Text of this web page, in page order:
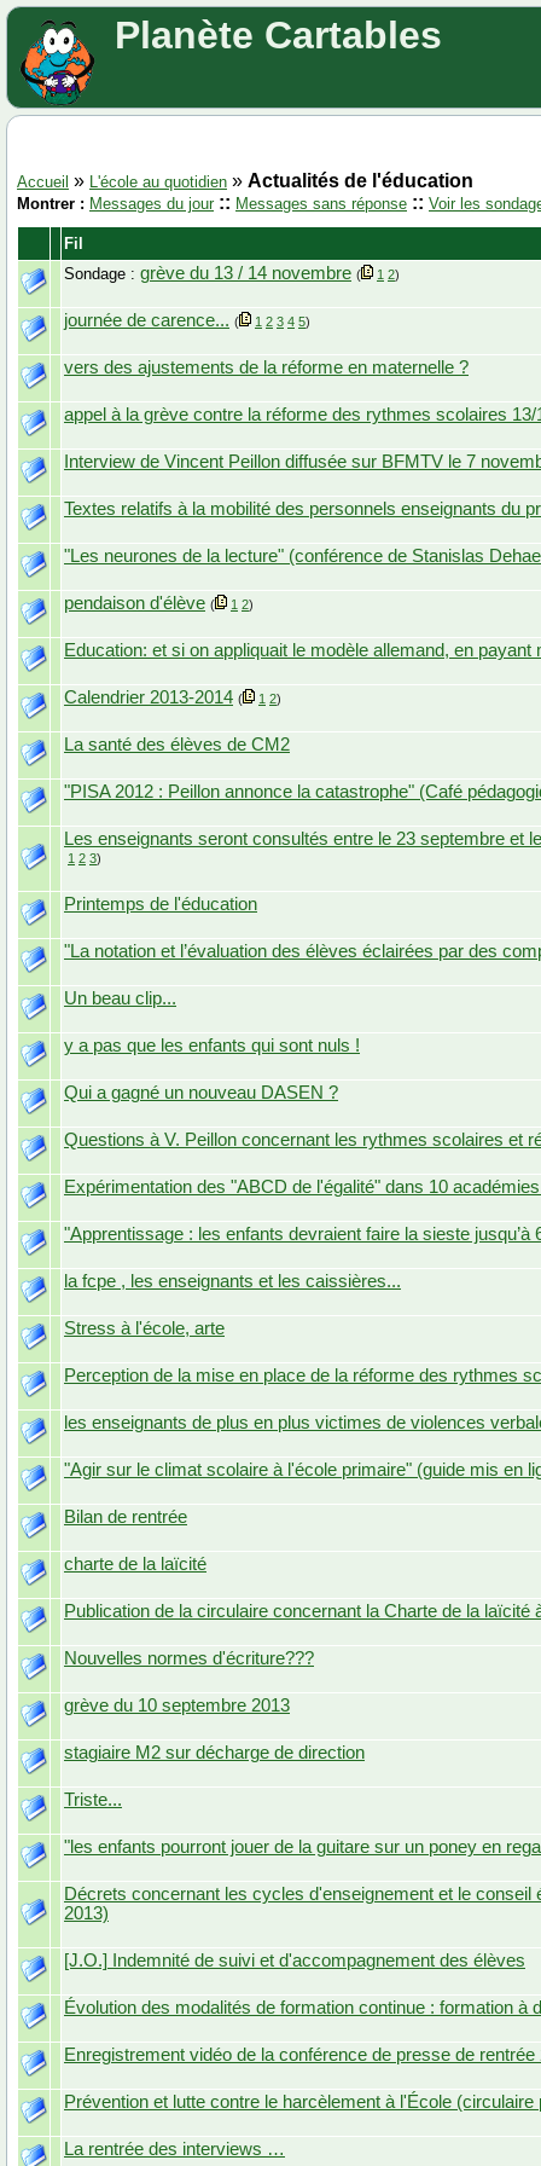
Planète Cartables
Accueil » L'école au quotidien » Actualités de l'éducation
Montrer : Messages du jour :: Messages sans réponse :: Voir les
Fil
Sondage : grève du 13 / 14 novembre ( 1 2)
journée de carence... ( 1 2 3 4 5)
vers des ajustements de la réforme en maternelle ?
appel à la grève contre la réforme des rythmes scolaires 13/
Interview de Vincent Peillon diffusée sur BFMTV le 7
Textes relatifs à la mobilité des personnels enseignants du
"Les neurones de la lecture" (conférence de Stanislas
pendaison d'élève ( 1 2)
Education: et si on appliquait le modèle allemand, en payant
Calendrier 2013-2014 ( 1 2)
La santé des élèves de CM2
"PISA 2012 : Peillon annonce la catastrophe" (Café
Les enseignants seront consultés entre le 23 septembre et
1 2 3)
Printemps de l'éducation
"La notation et l’évaluation des élèves éclairées par des
Un beau clip...
y a pas que les enfants qui sont nuls !
Qui a gagné un nouveau DASEN ?
Questions à V. Peillon concernant les rythmes scolaires et
Expérimentation des "ABCD de l'égalité" dans 10
"Apprentissage : les enfants devraient faire la sieste jusqu’à
la fcpe , les enseignants et les caissières...
Stress à l'école, arte
Perception de la mise en place de la réforme des rythmes
les enseignants de plus en plus victimes de violences
"Agir sur le climat scolaire à l'école primaire" (guide mis en
Bilan de rentrée
charte de la laïcité
Publication de la circulaire concernant la Charte de la laïcité
Nouvelles normes d'écriture???
grève du 10 septembre 2013
stagiaire M2 sur décharge de direction
Triste...
"les enfants pourront jouer de la guitare sur un poney en
Décrets concernant les cycles d'enseignement et le conseil
2013)
[J.O.] Indemnité de suivi et d'accompagnement des élèves
Évolution des modalités de formation continue : formation
Enregistrement vidéo de la conférence de presse de
Prévention et lutte contre le harcèlement à l'École
La rentrée des interviews …